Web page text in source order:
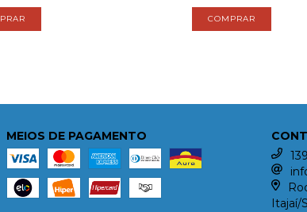
MEIOS DE PAGAMENTO
Itajaí/